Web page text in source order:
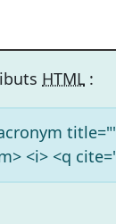
HTML :
<i> <q